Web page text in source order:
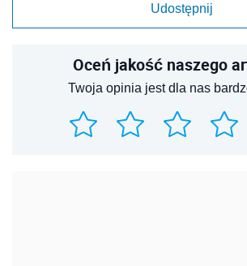
Udostępnij
Oceń jakość naszego
Twoja opinia jest dla nas